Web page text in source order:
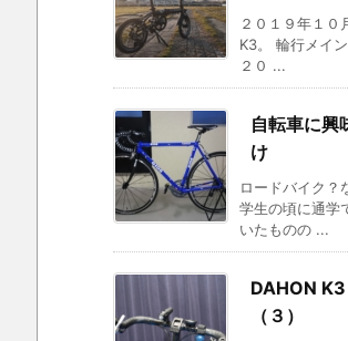
２０１９年１０
K3。 輪行メイ
２０ ...
自転車に興
け
ロードバイク？
学生の頃に通学
いたものの ...
DAHON
（３）